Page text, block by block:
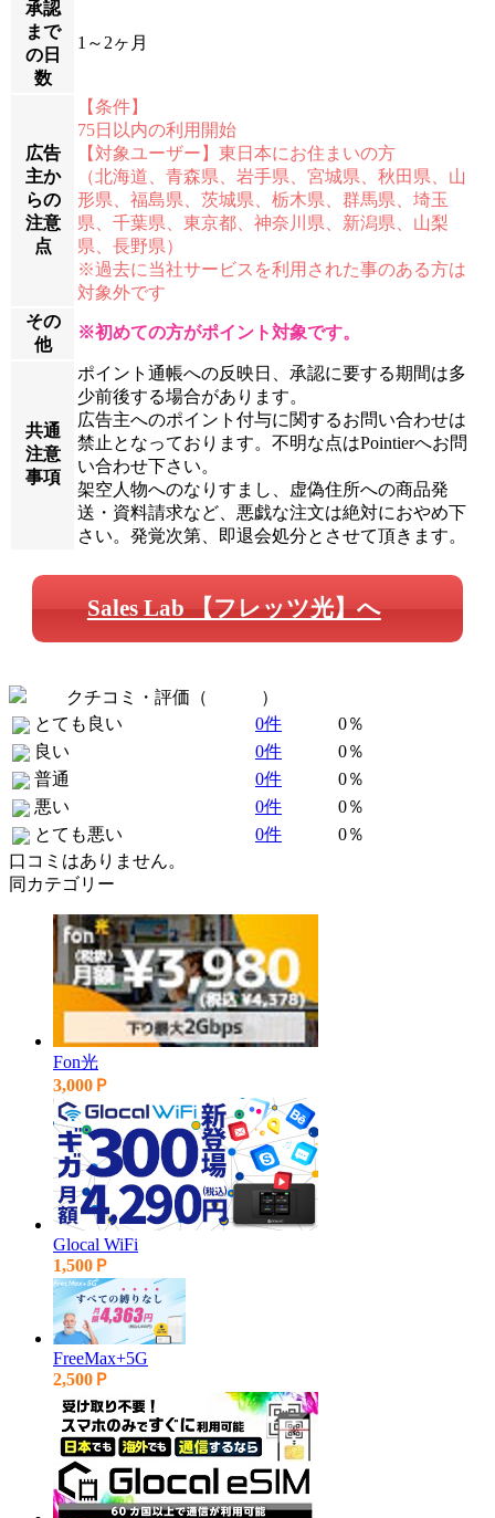
承認
まで
の日
数
1～2ヶ月
広告
主か
らの
注意
点
【条件】
75日以内の利用開始
【対象ユーザー】東日本にお住まいの方
（北海道、青森県、岩手県、宮城県、秋田県、山
形県、福島県、茨城県、栃木県、群馬県、埼玉
県、千葉県、東京都、神奈川県、新潟県、山梨
県、長野県）
※過去に当社サービスを利用された事のある方は
対象外です
その
他
※初めての方がポイント対象です。
共通
注意
事項
ポイント通帳への反映日、承認に要する期間は多
少前後する場合があります。
広告主へのポイント付与に関するお問い合わせは
禁止となっております。不明な点はPointierへお問
い合わせ下さい。
架空人物へのなりすまし、虚偽住所への商品発
送・資料請求など、悪戯な注文は絶対におやめ下
さい。発覚次第、即退会処分とさせて頂きます。
Sales Lab 【フレッツ光】へ
クチコミ・評価（
）
とても良い
0件
0％
良い
0件
0％
普通
0件
0％
悪い
0件
0％
とても悪い
0件
0％
口コミはありません。
同カテゴリー
Fon光
3,000Ｐ
Glocal WiFi
1,500Ｐ
FreeMax+5G
2,500Ｐ